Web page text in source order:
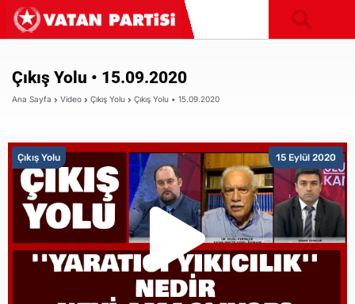
Çıkış Yolu • 15.09.2020
Ana Sayfa Video Çıkış Yolu Çıkış Yolu • 15.09.2020
15 Eylül 2020
Çıkış Yolu